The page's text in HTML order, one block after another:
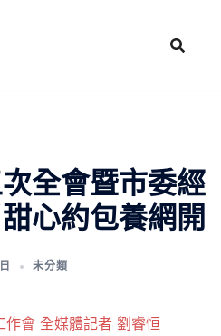
全會暨市委經
心約包養網開
未分類